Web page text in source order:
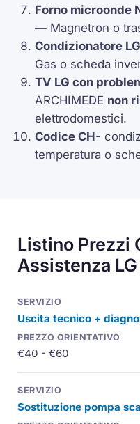
Forno microonde
— Magnetron o
Condizionatore
Gas o scheda
TV LG con
ARCHIMEDE non
elettrodomestici.
CodiceCH-
temperatura o
Listino
Assistenza
Uscita tecnico +
€40 - €60
Sostituzione pompa